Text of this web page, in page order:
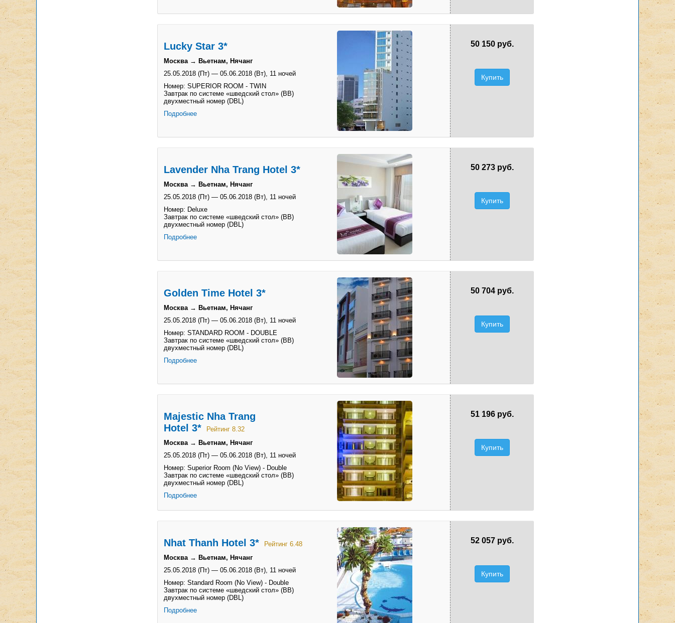
Lucky Star 3*
Москва → Вьетнам, Нячанг
25.05.2018 (Пт) — 05.06.2018 (Вт), 11 ночей
Номер: SUPERIOR ROOM - TWIN
Завтрак по системе «шведский стол» (BB)
двухместный номер (DBL)
Подробнее
50 150 руб.
Купить
Lavender Nha Trang Hotel 3*
Москва → Вьетнам, Нячанг
25.05.2018 (Пт) — 05.06.2018 (Вт), 11 ночей
Номер: Deluxe
Завтрак по системе «шведский стол» (BB)
двухместный номер (DBL)
Подробнее
50 273 руб.
Купить
Golden Time Hotel 3*
Москва → Вьетнам, Нячанг
25.05.2018 (Пт) — 05.06.2018 (Вт), 11 ночей
Номер: STANDARD ROOM - DOUBLE
Завтрак по системе «шведский стол» (BB)
двухместный номер (DBL)
Подробнее
50 704 руб.
Купить
Majestic Nha Trang
Hotel 3*
Рейтинг 8.32
Москва → Вьетнам, Нячанг
25.05.2018 (Пт) — 05.06.2018 (Вт), 11 ночей
Номер: Superior Room (No View) - Double
Завтрак по системе «шведский стол» (BB)
двухместный номер (DBL)
Подробнее
51 196 руб.
Купить
Nhat Thanh Hotel 3*
Рейтинг 6.48
Москва → Вьетнам, Нячанг
25.05.2018 (Пт) — 05.06.2018 (Вт), 11 ночей
Номер: Standard Room (No View) - Double
Завтрак по системе «шведский стол» (BB)
двухместный номер (DBL)
Подробнее
52 057 руб.
Купить